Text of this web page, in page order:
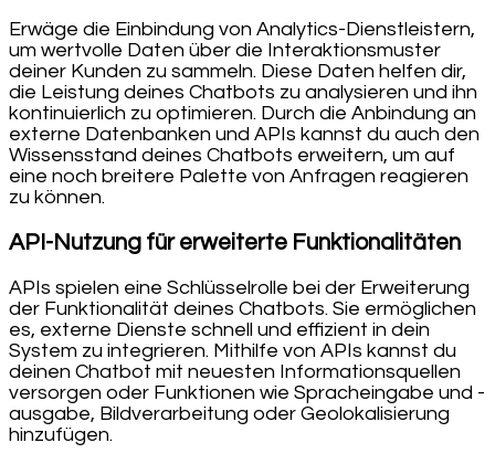
Erwäge die Einbindung von Analytics-Dienstleistern,
um wertvolle Daten über die Interaktionsmuster
deiner Kunden zu sammeln. Diese Daten helfen dir,
die Leistung deines Chatbots zu analysieren und ihn
kontinuierlich zu optimieren. Durch die Anbindung an
externe Datenbanken und APIs kannst du auch den
Wissensstand deines Chatbots erweitern, um auf
eine noch breitere Palette von Anfragen reagieren
zu können.
API-Nutzung für erweiterte Funktionalitäten
APIs spielen eine Schlüsselrolle bei der Erweiterung
der Funktionalität deines Chatbots. Sie ermöglichen
es, externe Dienste schnell und effizient in dein
System zu integrieren. Mithilfe von APIs kannst du
deinen Chatbot mit neuesten Informationsquellen
versorgen oder Funktionen wie Spracheingabe und -
ausgabe, Bildverarbeitung oder Geolokalisierung
hinzufügen.